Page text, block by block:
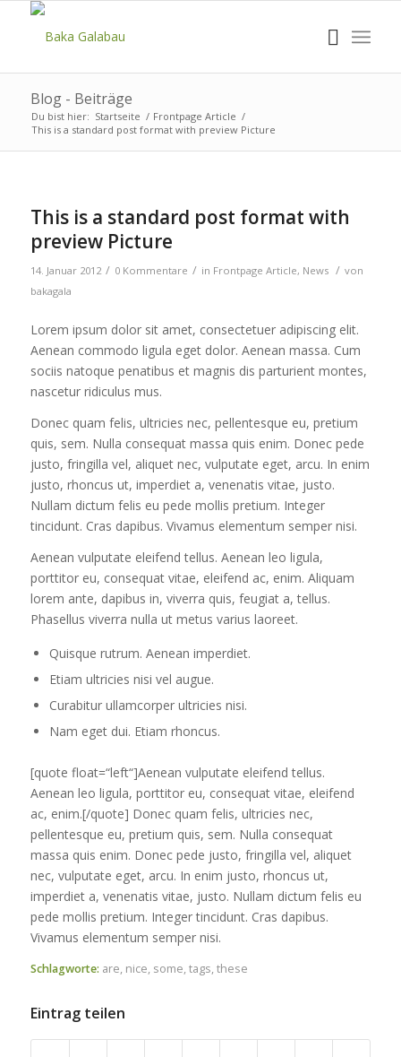
Blog - Beiträge
Du bist hier: Startseite / Frontpage Article /
This is a standard post format with preview Picture
This is a standard post format with
preview Picture
14. Januar 2012 / 0 Kommentare / in Frontpage Article, News / von
bakagala
Lorem ipsum dolor sit amet, consectetuer adipiscing elit.
Aenean commodo ligula eget dolor. Aenean massa. Cum
sociis natoque penatibus et magnis dis parturient montes,
nascetur ridiculus mus.
Donec quam felis, ultricies nec, pellentesque eu, pretium
quis, sem. Nulla consequat massa quis enim. Donec pede
justo, fringilla vel, aliquet nec, vulputate eget, arcu. In enim
justo, rhoncus ut, imperdiet a, venenatis vitae, justo.
Nullam dictum felis eu pede mollis pretium. Integer
tincidunt. Cras dapibus. Vivamus elementum semper nisi.
Aenean vulputate eleifend tellus. Aenean leo ligula,
porttitor eu, consequat vitae, eleifend ac, enim. Aliquam
lorem ante, dapibus in, viverra quis, feugiat a, tellus.
Phasellus viverra nulla ut metus varius laoreet.
Quisque rutrum. Aenean imperdiet.
Etiam ultricies nisi vel augue.
Curabitur ullamcorper ultricies nisi.
Nam eget dui. Etiam rhoncus.
[quote float=“left“]Aenean vulputate eleifend tellus.
Aenean leo ligula, porttitor eu, consequat vitae, eleifend
ac, enim.[/quote] Donec quam felis, ultricies nec,
pellentesque eu, pretium quis, sem. Nulla consequat
massa quis enim. Donec pede justo, fringilla vel, aliquet
nec, vulputate eget, arcu. In enim justo, rhoncus ut,
imperdiet a, venenatis vitae, justo. Nullam dictum felis eu
pede mollis pretium. Integer tincidunt. Cras dapibus.
Vivamus elementum semper nisi.
Schlagworte: are, nice, some, tags, these
Eintrag teilen